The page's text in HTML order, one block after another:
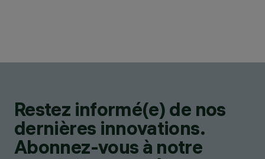
Restez informé(e) de nos
dernières innovations.
Abonnez-vous à notre